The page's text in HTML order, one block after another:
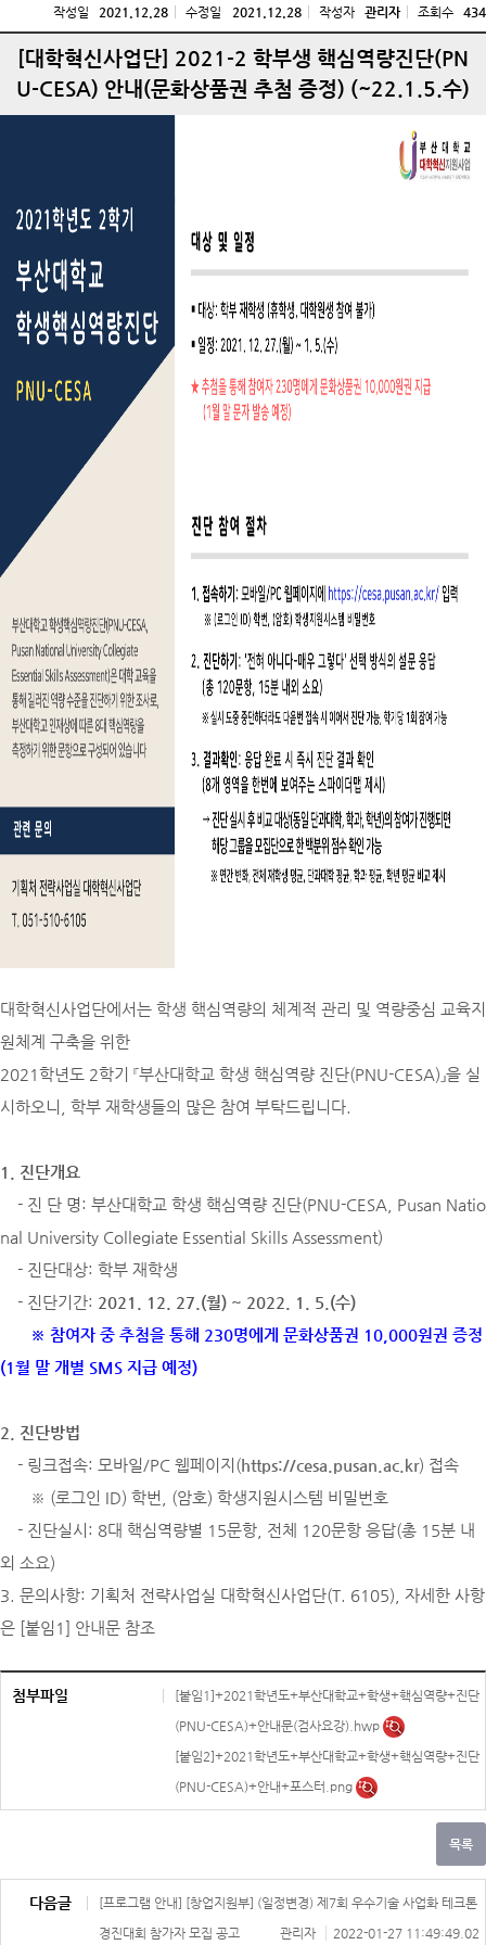
작성일 2021.12.28 수정일 2021.12.28 작성자 관리자 조회수 434
[대학혁신사업단] 2021-2 학부생 핵심역량진단(PN
U-CESA) 안내(문화상품권 추첨 증정) (~22.1.5.수)
대학혁신사업단에서는 학생 핵심역량의 체계적 관리 및 역량중심 교육지
원체계 구축을 위한
2021학년도 2학기 『부산대학교 학생 핵심역량 진단(PNU-CESA)』을 실
시하오니, 학부 재학생들의 많은 참여 부탁드립니다.
1. 진단개요
- 진 단 명: 부산대학교 학생 핵심역량 진단(PNU-CESA, Pusan Natio
nal University Collegiate Essential Skills Assessment)
- 진단대상: 학부 재학생
- 진단기간: 2021. 12. 27.(월) ~ 2022. 1. 5.(수)
※ 참여자 중 추첨을 통해 230명에게 문화상품권 10,000원권 증정
(1월 말 개별 SMS 지급 예정)
2. 진단방법
- 링크접속: 모바일/PC 웹페이지(https://cesa.pusan.ac.kr) 접속
※ (로그인 ID) 학번, (암호) 학생지원시스템 비밀번호
- 진단실시: 8대 핵심역량별 15문항, 전체 120문항 응답(총 15분 내
외 소요)
3. 문의사항: 기획처 전략사업실 대학혁신사업단(T. 6105), 자세한 사항
은 [붙임1] 안내문 참조
첨부파일
[붙임1]+2021학년도+부산대학교+학생+핵심역량+진단
(PNU-CESA)+안내문(검사요강).hwp
[붙임2]+2021학년도+부산대학교+학생+핵심역량+진단
(PNU-CESA)+안내+포스터.png
다음글
[프로그램 안내] [창업지원부] (일정변경) 제7회 우수기술 사업화 테크톤
경진대회 참가자 모집 공고
관리자 2022-01-27 11:49:49.02